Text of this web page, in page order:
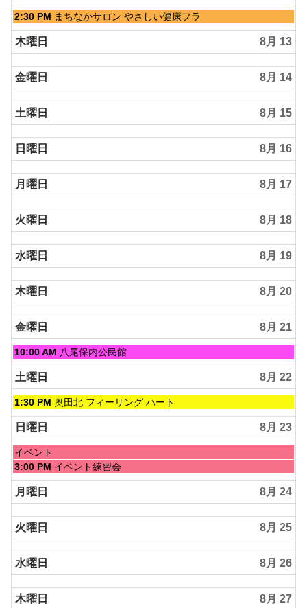
水
曜
日,
8
月
12th
2026
2:30 PM まちなかサロン やさしい健康フラ
木曜日 8月 13
金曜日 8月 14
土曜日 8月 15
日曜日 8月 16
月曜日 8月 17
火曜日 8月 18
水曜日 8月 19
木曜日 8月 20
金曜日 8月 21
金
曜
日,
8
月
21st
2026
10:00 AM 八尾保内公民館
土曜日 8月 22
土
曜
日,
8
月
22nd
2026
1:30 PM 奥田北 フィーリング ハート
日曜日 8月 23
日
曜
日,
8
月
23rd
2026
イベント
日
曜
日,
8
月
23rd
2026
3:00 PM イベント練習会
月曜日 8月 24
火曜日 8月 25
水曜日 8月 26
木曜日 8月 27